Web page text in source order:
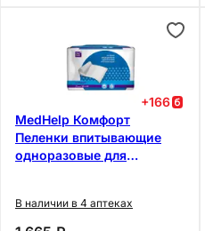
+166
MedHelp Комфорт
Пеленки впитывающие
одноразовые для
В наличии в 4 аптеках